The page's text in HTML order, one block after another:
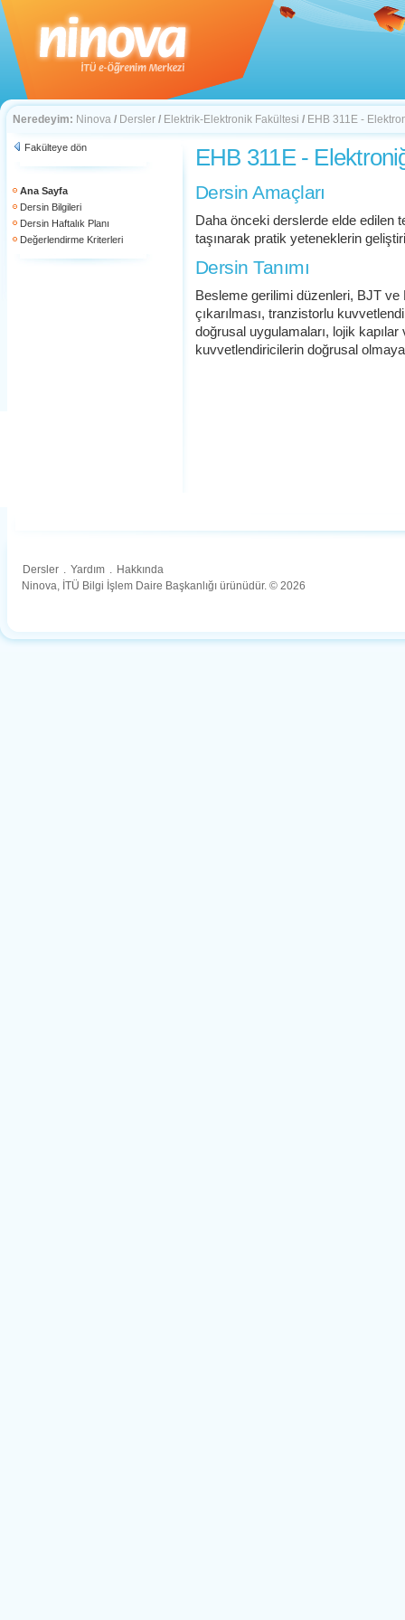
Neredeyim: Ninova / Dersler / Elektrik-Elektronik Fakültesi / EHB 311E -
Fakülteye dön
Ana Sayfa
Dersin Bilgileri
Dersin Haftalık Planı
Değerlendirme Kriterleri
EHB 311E -
Dersin Amaçları
Daha önceki derslerde elde edilen
taşınarak pratik yeteneklerin
Dersin Tanımı
Besleme gerilimi düzenleri, BJT
çıkarılması, tranzistorlu
doğrusal uygulamaları, lojik kapılar
kuvvetlendiricilerin doğrusal
Dersler . Yardım . Hakkında
Ninova, İTÜ Bilgi İşlem Daire Başkanlığı ürünüdür. © 2026